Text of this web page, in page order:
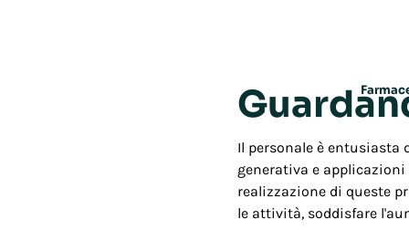
Il personale è entusiasta
generativa e
realizzazione di queste
le attività, soddisfare